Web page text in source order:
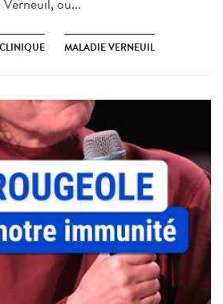
MALADIE VERNEUIL